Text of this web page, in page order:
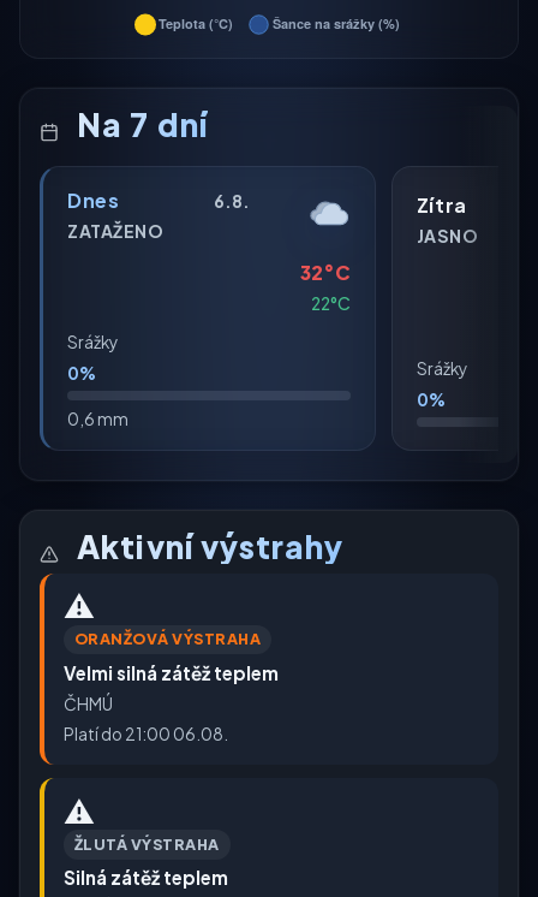
Na 7 dní
Dnes
6.8.
ZATAŽENO
32°C
22°C
Srážky
0%
0,6 mm
Zítra
JASNO
Srážky
0%
Aktivní výstrahy
⚠️
ORANŽOVÁ VÝSTRAHA
Velmi silná zátěž teplem
ČHMÚ
Platí do 21:00 06.08.
⚠️
ŽLUTÁ VÝSTRAHA
Silná zátěž teplem